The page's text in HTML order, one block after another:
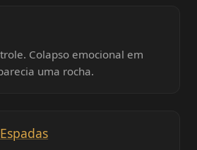
Colapso emocional em
uma rocha.